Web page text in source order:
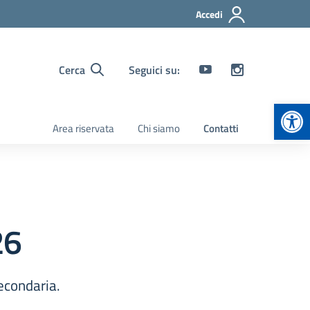
Accedi
Cerca Seguici su:
Area riservata Chi siamo Contatti